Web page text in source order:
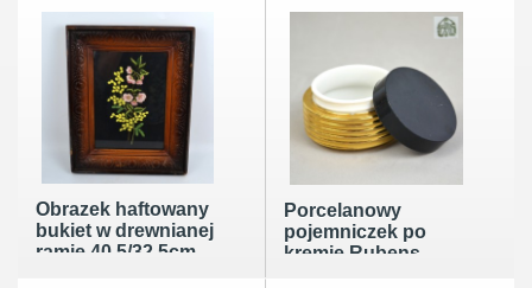
Sergiusza” M. A.
Iljin Moskwa 1967r
1971r 21/28cm
Obrazek haftowany
bukiet w drewnianej
ramie 40,5/32,5cm
Porcelanowy
pojemniczek po
kremie Rubens